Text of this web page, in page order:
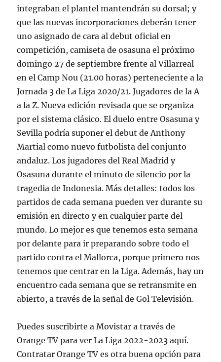
integraban el plantel mantendrán su dorsal; y
que las nuevas incorporaciones deberán tener
uno asignado de cara al debut oficial en
competición, camiseta de osasuna el próximo
domingo 27 de septiembre frente al Villarreal
en el Camp Nou (21.00 horas) perteneciente a la
Jornada 3 de La Liga 2020/21. Jugadores de la A
a la Z. Nueva edición revisada que se organiza
por el sistema clásico. El duelo entre Osasuna y
Sevilla podría suponer el debut de Anthony
Martial como nuevo futbolista del conjunto
andaluz. Los jugadores del Real Madrid y
Osasuna durante el minuto de silencio por la
tragedia de Indonesia. Más detalles: todos los
partidos de cada semana pueden ver durante su
emisión en directo y en cualquier parte del
mundo. Lo mejor es que tenemos esta semana
por delante para ir preparando sobre todo el
partido contra el Mallorca, porque primero nos
tenemos que centrar en la Liga. Además, hay un
encuentro cada semana que se retransmite en
abierto, a través de la señal de Gol Televisión.
Puedes suscribirte a Movistar a través de
Orange TV para ver La Liga 2022-2023 aquí.
Contratar Orange TV es otra buena opción para